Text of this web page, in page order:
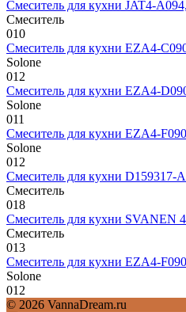
Смеситель для кухни JAT4-
Смеситель
010
Смеситель для кухни EZA4-
Solone
012
Смеситель для кухни EZA4-
Solone
011
Смеситель для кухни EZA4-
Solone
012
Смеситель для кухни D159317-
Смеситель
018
Смеситель для кухни SVANEN
Смеситель
013
Смеситель для кухни EZA4-
Solone
012
© 2026 VannaDream.ru